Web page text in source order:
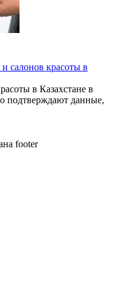
салонов красоты в
в Казахстане в
подтверждают данные,